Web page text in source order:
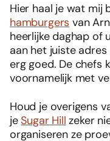
Hier haal je wat mij
hamburgers van
heerlijke daghap of
aan het juiste
erg goed. De chefs
voornamelijk met
Houd je overigens
jeSugar Hill zeker
organiseren ze